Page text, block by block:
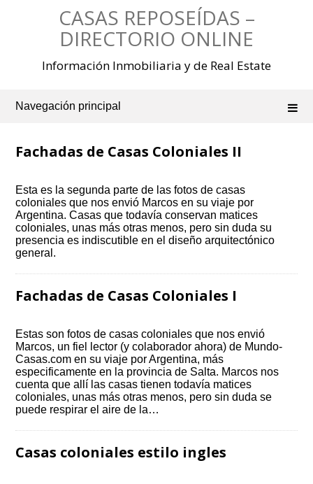
CASAS REPOSEÍDAS –
DIRECTORIO ONLINE
Información Inmobiliaria y de Real Estate
Navegación principal
Fachadas de Casas Coloniales II
Esta es la segunda parte de las fotos de casas
coloniales que nos envió Marcos en su viaje por
Argentina. Casas que todavía conservan matices
coloniales, unas más otras menos, pero sin duda su
presencia es indiscutible en el diseño arquitectónico
general.
Fachadas de Casas Coloniales I
Estas son fotos de casas coloniales que nos envió
Marcos, un fiel lector (y colaborador ahora) de Mundo-
Casas.com en su viaje por Argentina, más
especificamente en la provincia de Salta. Marcos nos
cuenta que allí las casas tienen todavía matices
coloniales, unas más otras menos, pero sin duda se
puede respirar el aire de la…
Casas coloniales estilo ingles